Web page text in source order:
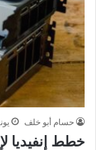
حسام أبو خلف يونيو
خطط إنفيديا